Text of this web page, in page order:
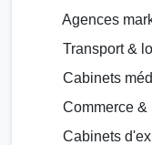
Agences
Transport &
Cabinets
Commerce &
Cabinets